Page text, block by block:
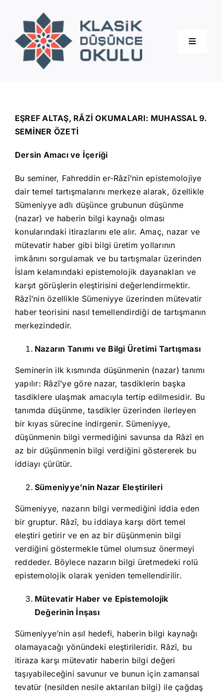
content
Toggle
Eğitimler
İletişim
EŞREF ALTAŞ, RÂZİ OKUMALARI: MUHASSAL 9.
SEMİNER ÖZETİ
Dersin Amacı ve İçeriği
Bu seminer, Fahreddin er-Râzî’nin epistemolojiye
dair temel tartışmalarını merkeze alarak, özellikle
Sümeniyye adlı düşünce grubunun düşünme
(nazar) ve haberin bilgi kaynağı olması
konularındaki itirazlarını ele alır. Amaç, nazar ve
mütevatir haber gibi bilgi üretim yollarının
imkânını sorgulamak ve bu tartışmalar üzerinden
İslam kelamındaki epistemolojik dayanakları ve
karşıt görüşlerin eleştirisini değerlendirmektir.
Râzî’nin özellikle Sümeniyye üzerinden mütevatir
haber teorisini nasıl temellendirdiği de tartışmanın
merkezindedir.
Nazarın Tanımı ve Bilgi Üretimi Tartışması
Seminerin ilk kısmında düşünmenin (nazar) tanımı
yapılır: Râzî’ye göre nazar, tasdiklerin başka
tasdiklere ulaşmak amacıyla tertip edilmesidir. Bu
tanımda düşünme, tasdikler üzerinden ilerleyen
bir kıyas sürecine indirgenir. Sümeniyye,
düşünmenin bilgi vermediğini savunsa da Râzî en
az bir düşünmenin bilgi verdiğini göstererek bu
iddiayı çürütür.
Sümeniyye’nin Nazar Eleştirileri
Sümeniyye, nazarın bilgi vermediğini iddia eden
bir gruptur. Râzî, bu iddiaya karşı dört temel
eleştiri getirir ve en az bir düşünmenin bilgi
verdiğini göstermekle tümel olumsuz önermeyi
reddeder. Böylece nazarın bilgi üretmedeki rolü
epistemolojik olarak yeniden temellendirilir.
Mütevatir Haber ve Epistemolojik
Değerinin İnşası
Sümeniyye’nin asıl hedefi, haberin bilgi kaynağı
olamayacağı yönündeki eleştirileridir. Râzî, bu
itiraza karşı mütevatir haberin bilgi değeri
taşıyabileceğini savunur ve bunun için zamansal
tevatür (nesilden nesile aktarılan bilgi) ile çağdaş